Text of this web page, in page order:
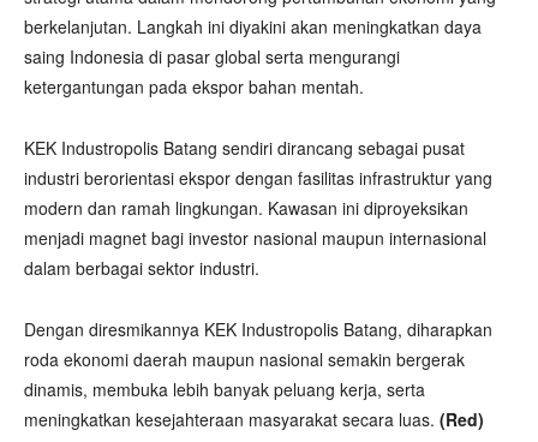
berkelanjutan. Langkah ini diyakini akan meningkatkan daya
saing Indonesia di pasar global serta mengurangi
ketergantungan pada ekspor bahan mentah.
KEK Industropolis Batang sendiri dirancang sebagai pusat
industri berorientasi ekspor dengan fasilitas infrastruktur yang
modern dan ramah lingkungan. Kawasan ini diproyeksikan
menjadi magnet bagi investor nasional maupun internasional
dalam berbagai sektor industri.
Dengan diresmikannya KEK Industropolis Batang, diharapkan
roda ekonomi daerah maupun nasional semakin bergerak
dinamis, membuka lebih banyak peluang kerja, serta
meningkatkan kesejahteraan masyarakat secara luas. (Red)